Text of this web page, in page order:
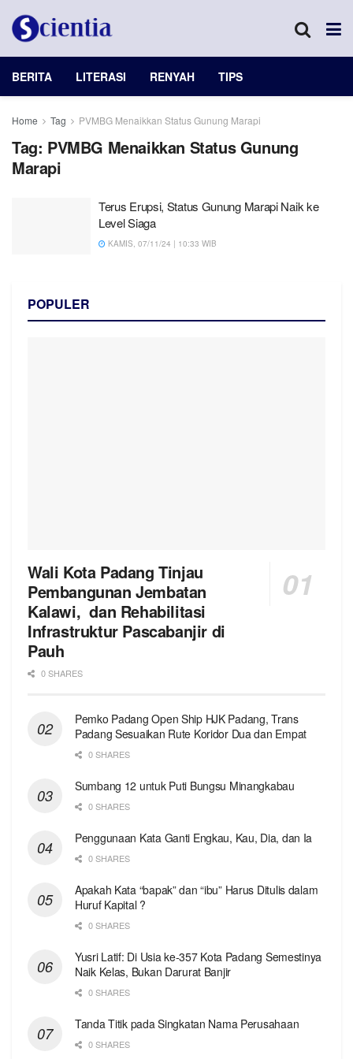
BERITA LITERASI RENYAH TIPS
Home Tag PVMBG Menaikkan Status Gunung Marapi
Tag: PVMBG Menaikkan Status Gunung
Marapi
Terus Erupsi, Status Gunung Marapi Naik ke
Level Siaga
KAMIS, 07/11/24 | 10:33 WIB
POPULER
Wali Kota Padang Tinjau
Pembangunan Jembatan
Kalawi, dan Rehabilitasi
Infrastruktur Pascabanjir di
Pauh
0 SHARES
Pemko Padang Open Ship HJK Padang, Trans
Padang Sesuaikan Rute Koridor Dua dan Empat
0 SHARES
Sumbang 12 untuk Puti Bungsu Minangkabau
0 SHARES
Penggunaan Kata Ganti Engkau, Kau, Dia, dan Ia
0 SHARES
Apakah Kata “bapak” dan “ibu” Harus Ditulis dalam
Huruf Kapital ?
0 SHARES
Yusri Latif: Di Usia ke-357 Kota Padang Semestinya
Naik Kelas, Bukan Darurat Banjir
0 SHARES
Tanda Titik pada Singkatan Nama Perusahaan
0 SHARES